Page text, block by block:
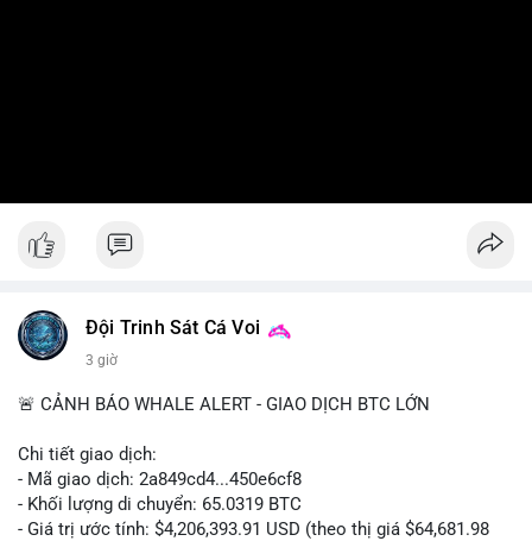
Đội Trinh Sát Cá Voi
3 giờ
🚨 CẢNH BÁO WHALE ALERT - GIAO DỊCH BTC LỚN
Chi tiết giao dịch:
- Mã giao dịch: 2a849cd4...450e6cf8
- Khối lượng di chuyển: 65.0319 BTC
- Giá trị ước tính: $4,206,393.91 USD (theo thị giá $64,681.98